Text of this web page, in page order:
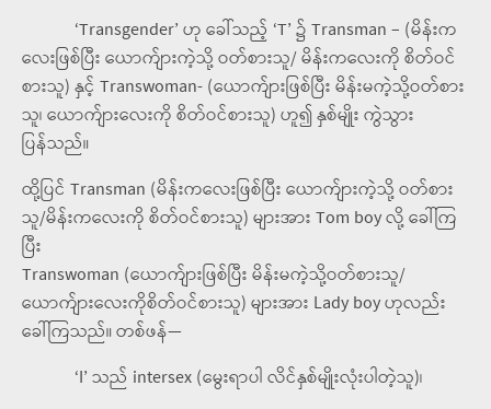
‘Transgender’ ဟု ခေါ်သည့် ‘T’ ၌ Transman – (မိန်းက​
လေးဖြစ်​ပြီး ​ယောက်ျားကဲ့သို့ ဝတ်​စားသူ/ မိန်းက​လေးကို စိတ်​ဝင်​
စားသူ) နှင့် Transwoman- ​(ယောက်ျားဖြစ်​ပြီး မိန်းမကဲ့သို့ဝတ်​စား
သူ၊ ယောက်ျား​လေးကို စိတ်​ဝင်​စားသူ) ဟူ၍ နှစ်မျိုး ကွဲသွား
ပြန်သည်။
ထို့ပြင် Transman (မိန်းကလေးဖြစ်ပြီး ယောက်ျားကဲ့သို့ ဝတ်စား
သူ/မိန်းကလေးကို စိတ်ဝင်စားသူ) များအား Tom boy ​လို့ ခေါ်ကြ
ပြီး
Transwoman ​(ယောက်ျားဖြစ်ပြီး မိန်းမကဲ့သို့ဝတ်စားသူ/
ယောက်ျားလေးကိုစိတ်ဝင်စားသူ) များအား Lady boy ဟုလည်း
ခေါ်ကြသည်။ တစ်ဖန်—
‘I’ သည် intersex (မွေးရာပါ လိင်နှစ်မျိုးလုံးပါတဲ့သူ)၊